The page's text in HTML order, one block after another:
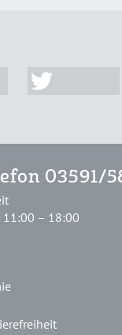
03591/
11:00 – 18:00